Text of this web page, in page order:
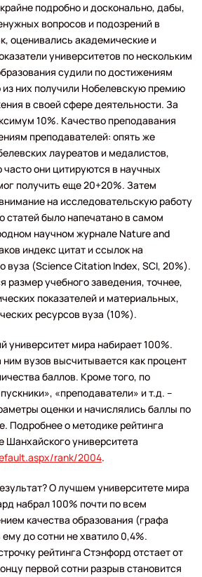
подробно и досконально, дабы,
вопросов и подозрений в
оценивались академические и
университетов по нескольким
судили по достижениям
из них получили Нобелевскую премию
в своей сфере деятельности. За
10%. Качество преподавания
преподавателей: опять же
лауреатов и медалистов,
часто они цитируются в научных
получить еще 20+20%. Затем
на исследовательскую работу
статей было напечатано в самом
научном журнале Nature and
индекс цитат и ссылок на
вуза (Science Citation Index, SCI, 20%).
размер учебного заведения, точнее,
показателей и материальных,
ресурсов вуза (10%).
университет мира набирает 100%.
вузов высчитывается как процент
баллов. Кроме того, по
«преподаватели» и т.д. –
оценки и начислялись баллы по
Подробнее о методике рейтинга
Шанхайского университета
rank/2004.
О лучшем университете мира
набрал 100% почти по всем
качества образования (графа
до сотни не хватило 0,4%.
рейтинга Стэнфорд отстает от
первой сотни разрыв становится